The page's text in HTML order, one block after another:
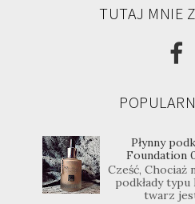
TUTAJ MNIE
Płynny
Foundation
Cześć, Chociaż
podkłady
twarz